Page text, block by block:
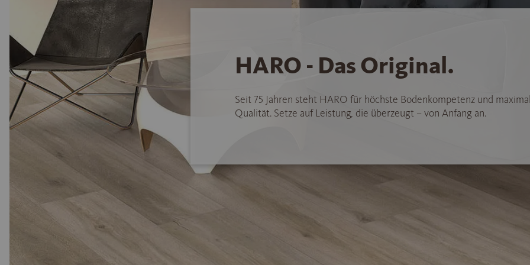
HARO - Das Original.
Seit 75 Jahren steht HARO für höchste Bodenkompetenz und
Qualität. Setze auf Leistung, die überzeugt – von Anfang an.